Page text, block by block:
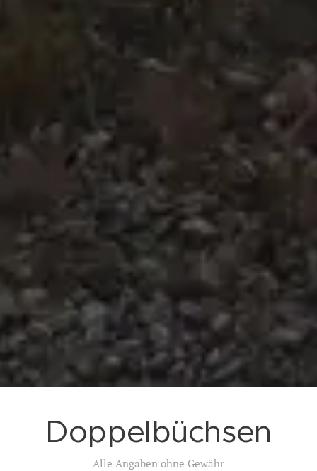
Doppelbüchsen
Alle Angaben ohne Gewähr